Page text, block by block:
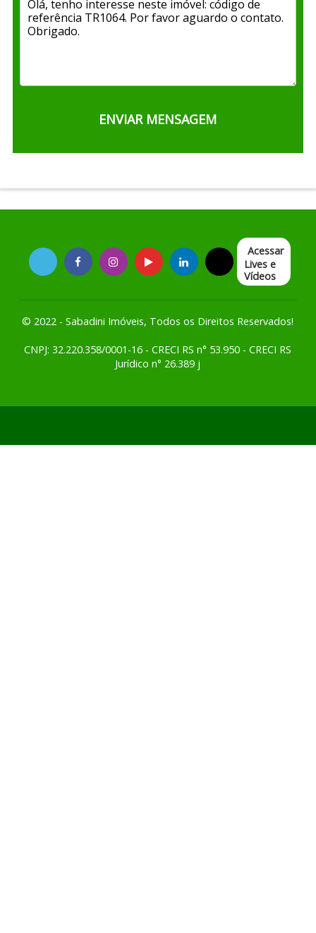
Acessar
Lives e
Vídeos
© 2022 - Sabadini Imóveis, Todos os Direitos Reservados!
CNPJ: 32.220.358/0001-16 - CRECI RS n° 53.950 - CRECI RS
Jurídico n° 26.389 j